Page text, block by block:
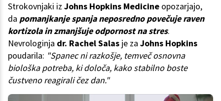
Strokovnjaki iz Johns Hopkins Medicine opozarjajo,
da pomanjkanje spanja neposredno povečuje raven
kortizola in zmanjšuje odpornost na stres.
Nevrologinja dr. Rachel Salas je za Johns Hopkins
poudarila: "Spanec ni razkošje, temveč osnovna
biološka potreba, ki določa, kako stabilno boste
čustveno reagirali čez dan."